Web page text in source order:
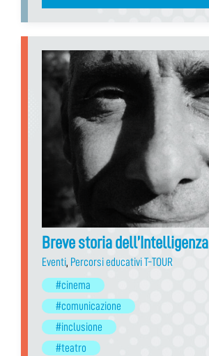
Breve storia dell’Intelligenza
Eventi, Percorsi educativi T-TOUR
#cinema
#comunicazione
#inclusione
#teatro